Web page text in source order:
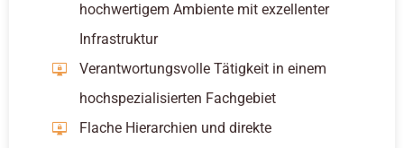
hochwertigem Ambiente mit exzellenter
Infrastruktur
Verantwortungsvolle Tätigkeit in einem
hochspezialisierten Fachgebiet
Flache Hierarchien und direkte